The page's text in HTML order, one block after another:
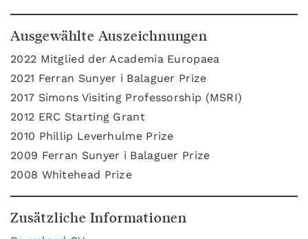
Ausgewählte Auszeichnungen
2022 Mitglied der Academia Europaea
2021 Ferran Sunyer i Balaguer Prize
2017 Simons Visiting Professorship (MSRI)
2012 ERC Starting Grant
2010 Phillip Leverhulme Prize
2009 Ferran Sunyer i Balaguer Prize
2008 Whitehead Prize
Zusätzliche Informationen